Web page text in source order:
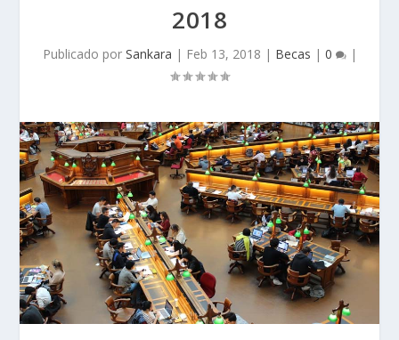
2018
Publicado por Sankara | Feb 13, 2018 | Becas | 0 |